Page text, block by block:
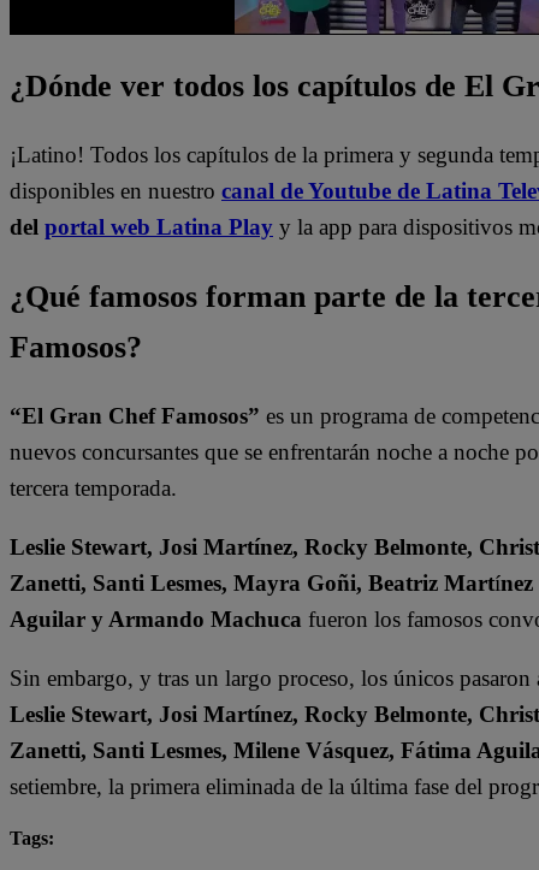
¿Dónde ver todos los capítulos de El
¡Latino! Todos los capítulos de la primera y segunda
disponibles en nuestro canal de Youtube de Latina
del portal web Latina Play y la app para dispositivos
¿Qué famosos forman parte de la
Famosos?
“El Gran Chef Famosos” es un programa de
nuevos concursantes que se enfrentarán noche a noche
tercera temporada.
Leslie Stewart, Josi Martínez, Rocky Belmonte,
Zanetti, Santi Lesmes, Mayra Goñi, Beatriz Martí
Aguilar y Armando Machuca fueron los famosos
Sin embargo, y tras un largo proceso, los únicos
Leslie Stewart, Josi Martínez, Rocky Belmonte,
Zanetti, Santi Lesmes, Milene Vásquez, Fátima
setiembre, la primera eliminada de la última fase del
Tags: